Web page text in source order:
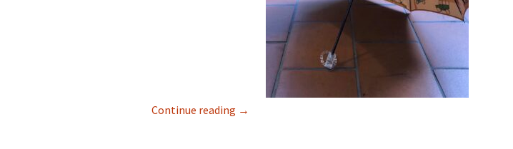
Continue reading →